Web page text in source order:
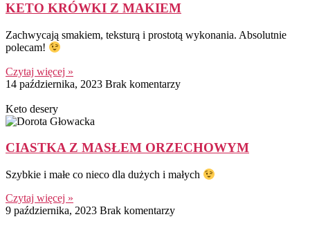
KETO KRÓWKI Z MAKIEM
Zachwycają smakiem, teksturą i prostotą wykonania. Absolutnie
polecam!
Czytaj więcej »
14 października, 2023 Brak komentarzy
Keto desery
CIASTKA Z MASŁEM ORZECHOWYM
Szybkie i małe co nieco dla dużych i małych
Czytaj więcej »
9 października, 2023 Brak komentarzy